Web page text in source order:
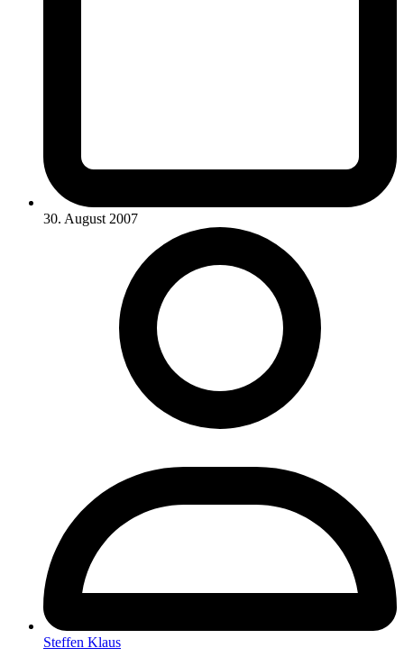
30. August 2007
Steffen Klaus